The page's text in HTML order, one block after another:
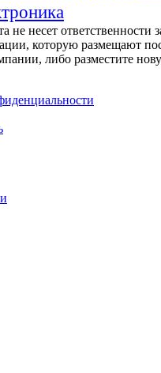
не несет ответственности
которую размещают
либо разместите